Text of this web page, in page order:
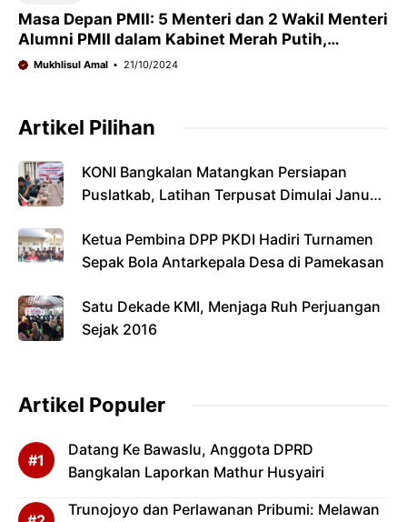
Masa Depan PMII: 5 Menteri dan 2 Wakil Menteri
Alumni PMII dalam Kabinet Merah Putih,
Masihkah Berpegang pada NDP?
Mukhlisul Amal 21/10/2024
Artikel Pilihan
KONI Bangkalan Matangkan Persiapan
Puslatkab, Latihan Terpusat Dimulai Januari
Ketua Pembina DPP PKDI Hadiri Turnamen
Sepak Bola Antarkepala Desa di Pamekasan
Satu Dekade KMI, Menjaga Ruh Perjuangan
Sejak 2016
Artikel Populer
Datang Ke Bawaslu, Anggota DPRD
Bangkalan Laporkan Mathur Husyairi
Trunojoyo dan Perlawanan Pribumi: Melawan